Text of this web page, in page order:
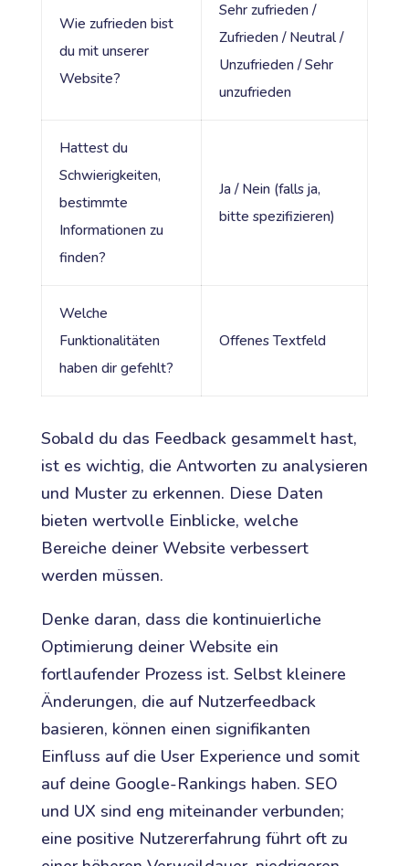
Wie zufrieden bist
du mit unserer
Website?
Sehr zufrieden /
Zufrieden / Neutral /
Unzufrieden / Sehr
unzufrieden
Hattest du
Schwierigkeiten,
bestimmte
Informationen zu
finden?
Ja / Nein (falls ja,
bitte spezifizieren)
Welche
Funktionalitäten
haben dir gefehlt?
Offenes Textfeld
Sobald du das Feedback gesammelt hast,
ist es wichtig, die Antworten zu analysieren
und Muster zu erkennen. Diese Daten
bieten wertvolle Einblicke, welche
Bereiche deiner Website verbessert
werden müssen.
Denke daran, dass die kontinuierliche
Optimierung deiner Website ein
fortlaufender Prozess ist. Selbst kleinere
Änderungen, die auf Nutzerfeedback
basieren, können einen signifikanten
Einfluss auf die User Experience und somit
auf deine Google-Rankings haben. SEO
und UX sind eng miteinander verbunden;
eine positive Nutzererfahrung führt oft zu